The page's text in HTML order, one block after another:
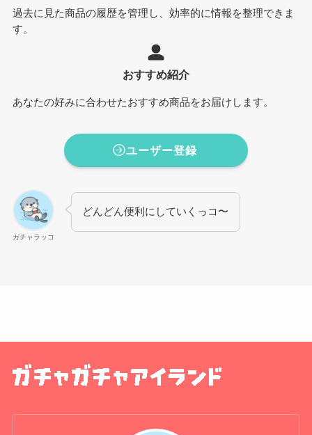
過去に見た商品の履歴を管理し、効率的に情報を整理できま
す。
おすすめ紹介
あなたの好みに合わせたおすすめ商品をお届けします。
ユーザー登録
ガチャラッコ
どんどん便利にしていくっコ〜